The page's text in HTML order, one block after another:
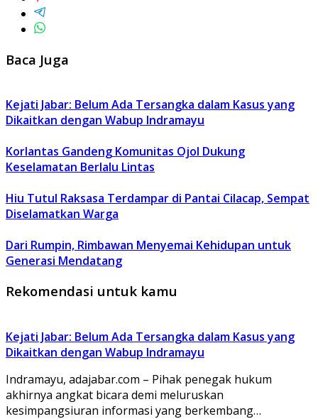
Baca Juga
Kejati Jabar: Belum Ada Tersangka dalam Kasus yang
Dikaitkan dengan Wabup Indramayu
Korlantas Gandeng Komunitas Ojol Dukung
Keselamatan Berlalu Lintas
Hiu Tutul Raksasa Terdampar di Pantai Cilacap, Sempat
Diselamatkan Warga
Dari Rumpin, Rimbawan Menyemai Kehidupan untuk
Generasi Mendatang
Rekomendasi untuk kamu
Kejati Jabar: Belum Ada Tersangka dalam Kasus yang
Dikaitkan dengan Wabup Indramayu
Indramayu, adajabar.com – Pihak penegak hukum
akhirnya angkat bicara demi meluruskan
kesimpangsiuran informasi yang berkembang…